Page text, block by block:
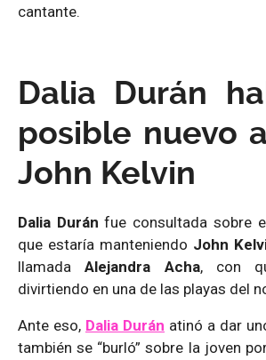
cantante.
Dalia Durán
posible nuevo
John Kelvin
Dalia Durán fue consultada sobre
que estaría manteniendo John
llamadaAlejandra Acha, con
divirtiendo en una de las playas del
Ante eso, Dalia Durán atinó a dar
también se “burló” sobre la joven